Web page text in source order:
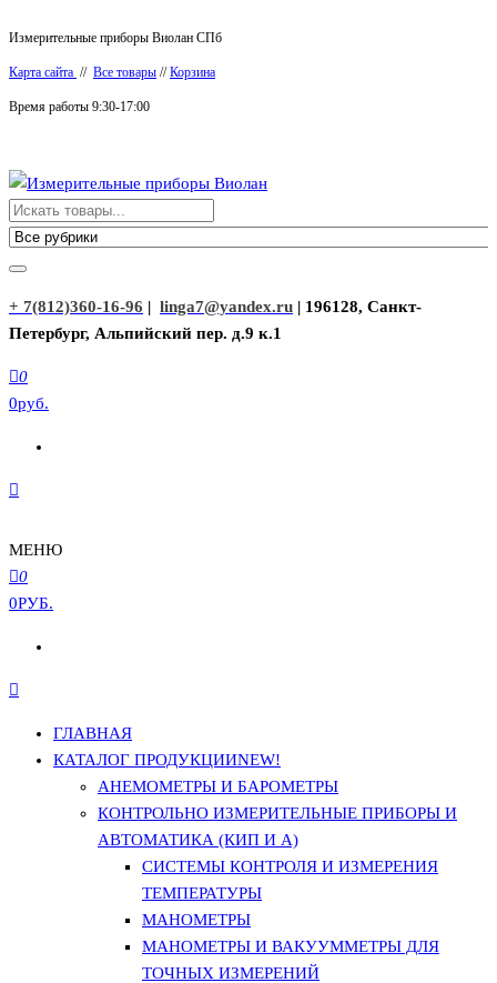
к
содержимому
Измерительные приборы Виолан СПб
Карта сайта // Все товары //Корзина
Время работы 9:30-17:00
Измерительные приборы Виолан
+ 7(812)360-16-96 | linga7@yandex.ru | 196128, Санкт-
Петербург, Альпийский пер. д.9 к.1
0
0руб.
МЕНЮ
0
0РУБ.
ГЛАВНАЯ
КАТАЛОГ ПРОДУКЦИИNEW!
АНЕМОМЕТРЫ И БАРОМЕТРЫ
КОНТРОЛЬНО ИЗМЕРИТЕЛЬНЫЕ ПРИБОРЫ И
АВТОМАТИКА (КИП И А)
СИСТЕМЫ КОНТРОЛЯ И ИЗМЕРЕНИЯ
ТЕМПЕРАТУРЫ
МАНОМЕТРЫ
МАНОМЕТРЫ И ВАКУУММЕТРЫ ДЛЯ
ТОЧНЫХ ИЗМЕРЕНИЙ